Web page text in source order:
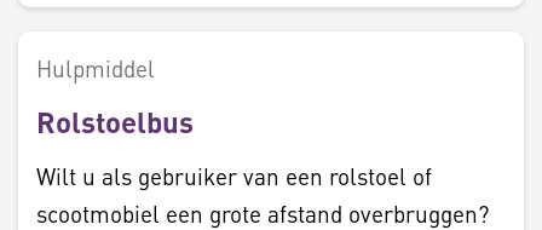
Hulpmiddel
Rolstoelbus
Wilt u als gebruiker van een rolstoel of
scootmobiel een grote afstand overbruggen?